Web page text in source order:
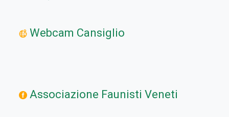
Webcam Cansiglio
Associazione Faunisti Veneti